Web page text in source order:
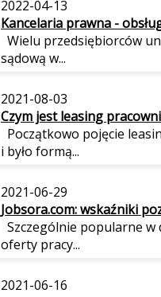
2022-04-13
Kancelaria prawna -
Wielu przedsiębiorców
sądową w...
2021-08-03
Czym jest leasing
Początkowo pojęcie
i było formą...
2021-06-29
Jobsora.com: wskaźniki
Szczególnie popularne w
oferty pracy...
2021-06-16